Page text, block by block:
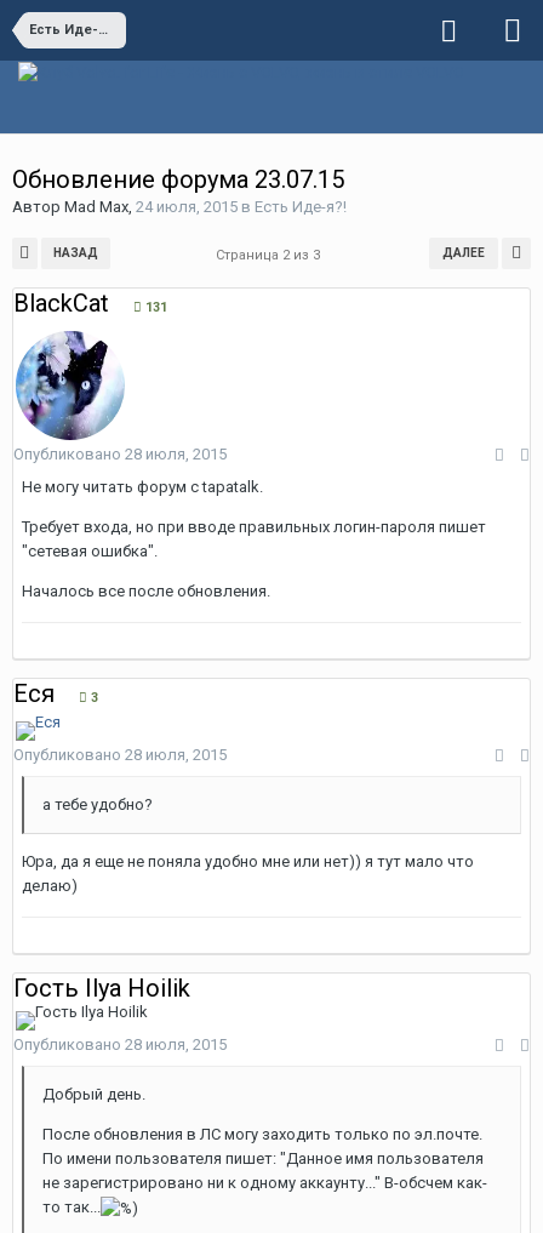
Есть Иде-я?!
Обновление форума 23.07.15
Автор Mad Max, 24 июля, 2015 в Есть Иде-я?!
НАЗАД ДАЛЕЕ
Страница 2 из 3
BlackCat 131
Опубликовано 28 июля, 2015
Не могу читать форум с tapatalk.
Требует входа, но при вводе правильных логин-пароля пишет
"сетевая ошибка".
Началось все после обновления.
Еся 3
Опубликовано 28 июля, 2015
а тебе удобно?
Юра, да я еще не поняла удобно мне или нет)) я тут мало что
делаю)
Гость Ilya Hoilik
Опубликовано 28 июля, 2015
Добрый день.
После обновления в ЛС могу заходить только по эл.почте.
По имени пользователя пишет: "Данное имя пользователя
не зарегистрировано ни к одному аккаунту..." В-обсчем как-
то так...